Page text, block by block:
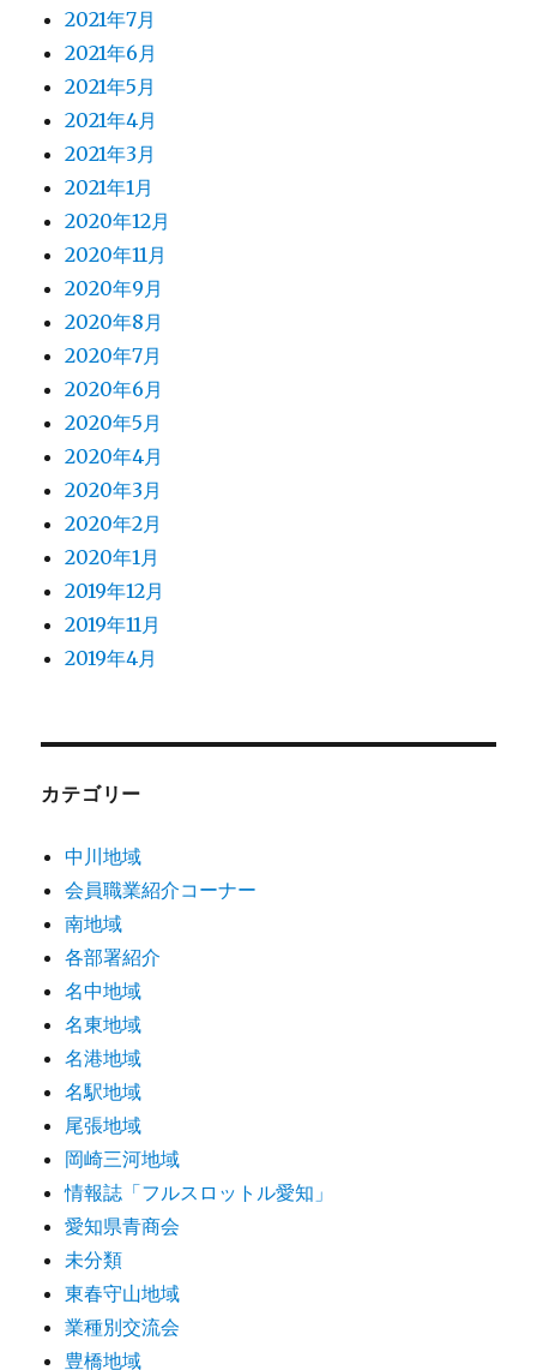
2021年7月
2021年6月
2021年5月
2021年4月
2021年3月
2021年1月
2020年12月
2020年11月
2020年9月
2020年8月
2020年7月
2020年6月
2020年5月
2020年4月
2020年3月
2020年2月
2020年1月
2019年12月
2019年11月
2019年4月
カテゴリー
中川地域
会員職業紹介コーナー
南地域
各部署紹介
名中地域
名東地域
名港地域
名駅地域
尾張地域
岡崎三河地域
情報誌「フルスロットル愛知」
愛知県青商会
未分類
東春守山地域
業種別交流会
豊橋地域